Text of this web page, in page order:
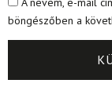
böngészőben a